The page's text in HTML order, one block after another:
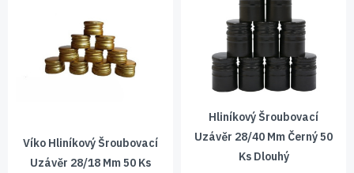
Víko Hliníkový Šroubovací
Uzávěr 28/18 Mm 50 Ks
Hliníkový Šroubovací
Uzávěr 28/40 Mm Černý 50
Ks Dlouhý